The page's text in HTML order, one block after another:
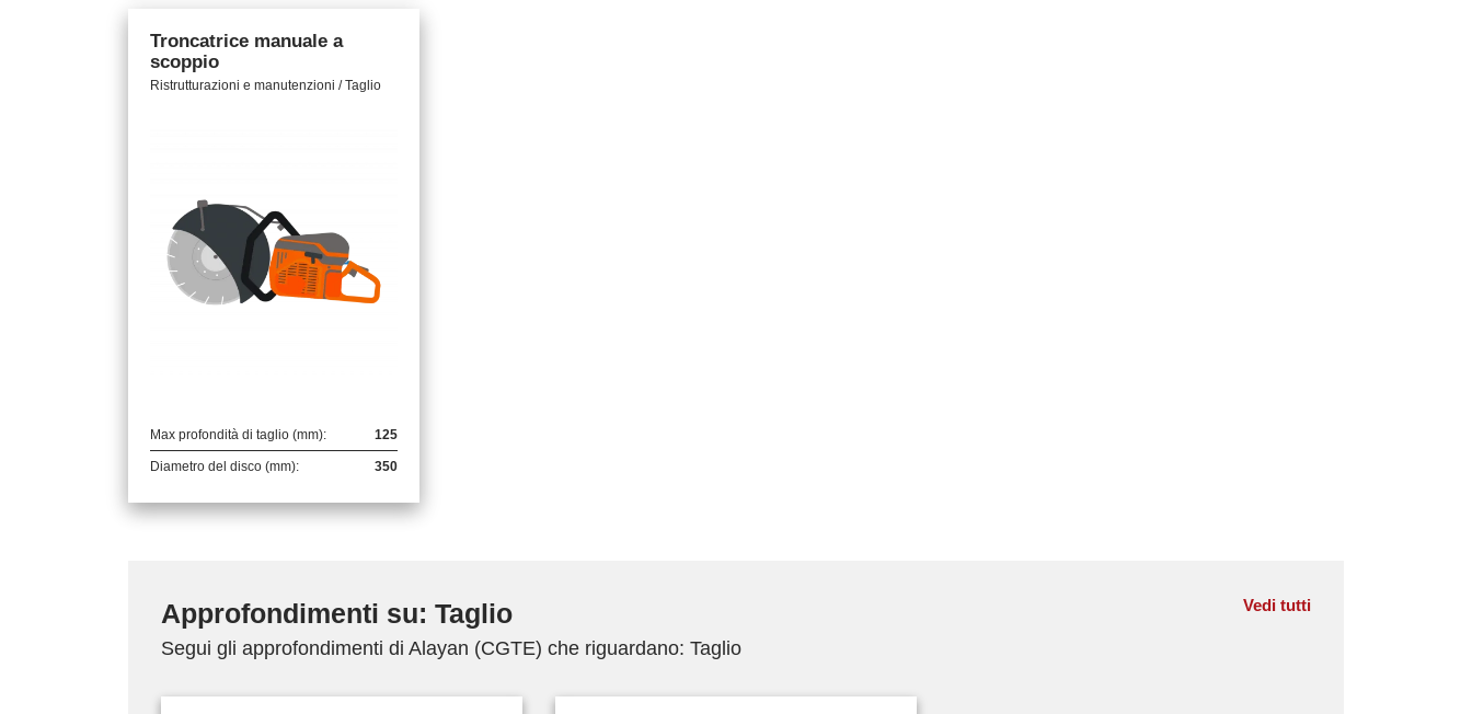
Troncatrice manuale a
scoppio
Ristrutturazioni e manutenzioni / Taglio
Max profondità di taglio (mm): 125
Diametro del disco (mm): 350
Approfondimenti su: Taglio Vedi tutti
Segui gli approfondimenti di Alayan (CGTE) che riguardano: Taglio